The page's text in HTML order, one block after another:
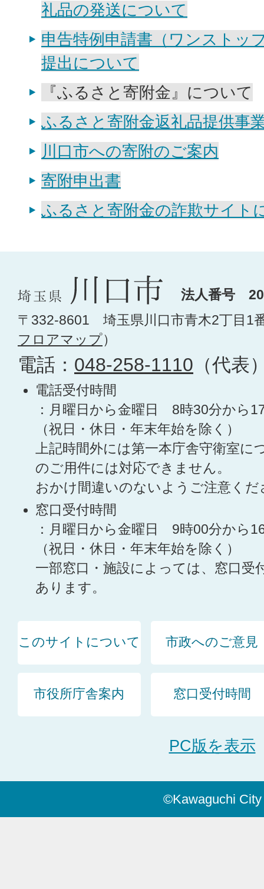
礼品の発送について
申告特例申請書（ワンストッ
提出について
『ふるさと寄附金』について
ふるさと寄附金返礼品提供事
川口市への寄附のご案内
寄附申出書
ふるさと寄附金の詐欺サイト
法人番号
〒332-8601 埼玉県川口市青木2丁目1
フロアマップ）
電話： 048-258-1110 （代表
電話受付時間
：月曜日から金曜日 8時30分から
（祝日・休日・年末年始を除く）
上記時間外には第一本庁舎守衛室に
のご用件には対応できません。
おかけ間違いのないようご注意くだ
窓口受付時間
：月曜日から金曜日 9時00分から
（祝日・休日・年末年始を除く）
一部窓口・施設によっては、窓口受
あります。
このサイトについて 市政へのご意見
市役所庁舎案内 窓口受付時間
PC版を表示
©Kawaguchi City